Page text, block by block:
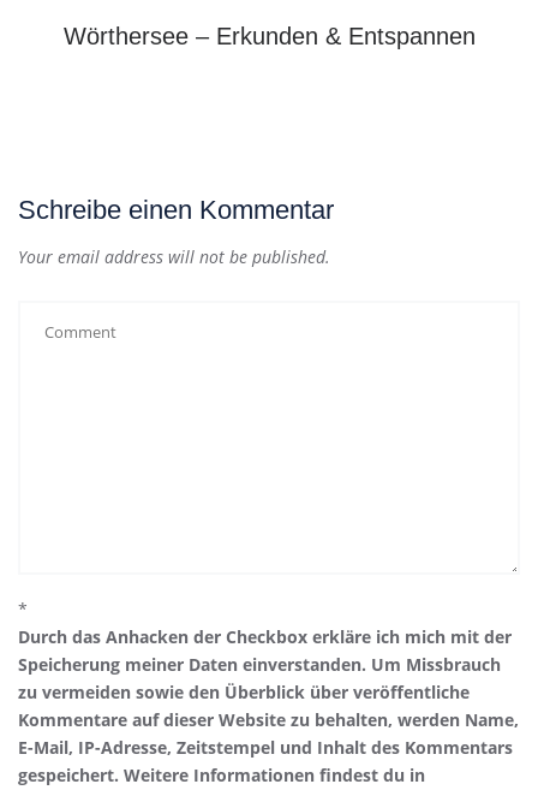
Wörthersee – Erkunden & Entspannen
Schreibe einen Kommentar
Your email address will not be published.
*
Durch das Anhacken der Checkbox erkläre ich mich mit der
Speicherung meiner Daten einverstanden. Um Missbrauch
zu vermeiden sowie den Überblick über veröffentliche
Kommentare auf dieser Website zu behalten, werden Name,
E-Mail, IP-Adresse, Zeitstempel und Inhalt des Kommentars
gespeichert. Weitere Informationen findest du in